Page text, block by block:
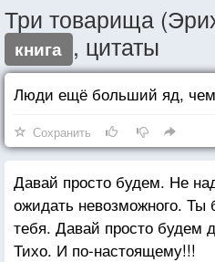
Три товарища
книга , цитаты
Люди ещё больший яд, чем
Сохранить
Давай просто будем. Не
ожидать невозможного.
тебя. Давай просто будем
Тихо. И по-настоящему!!!